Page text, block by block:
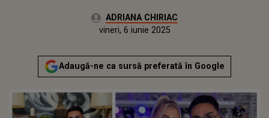
Autor:ADRIANA CHIRIAC
Actualizat:
vineri, 6 iunie 2025
Adaugă-ne ca sursă preferată în Google